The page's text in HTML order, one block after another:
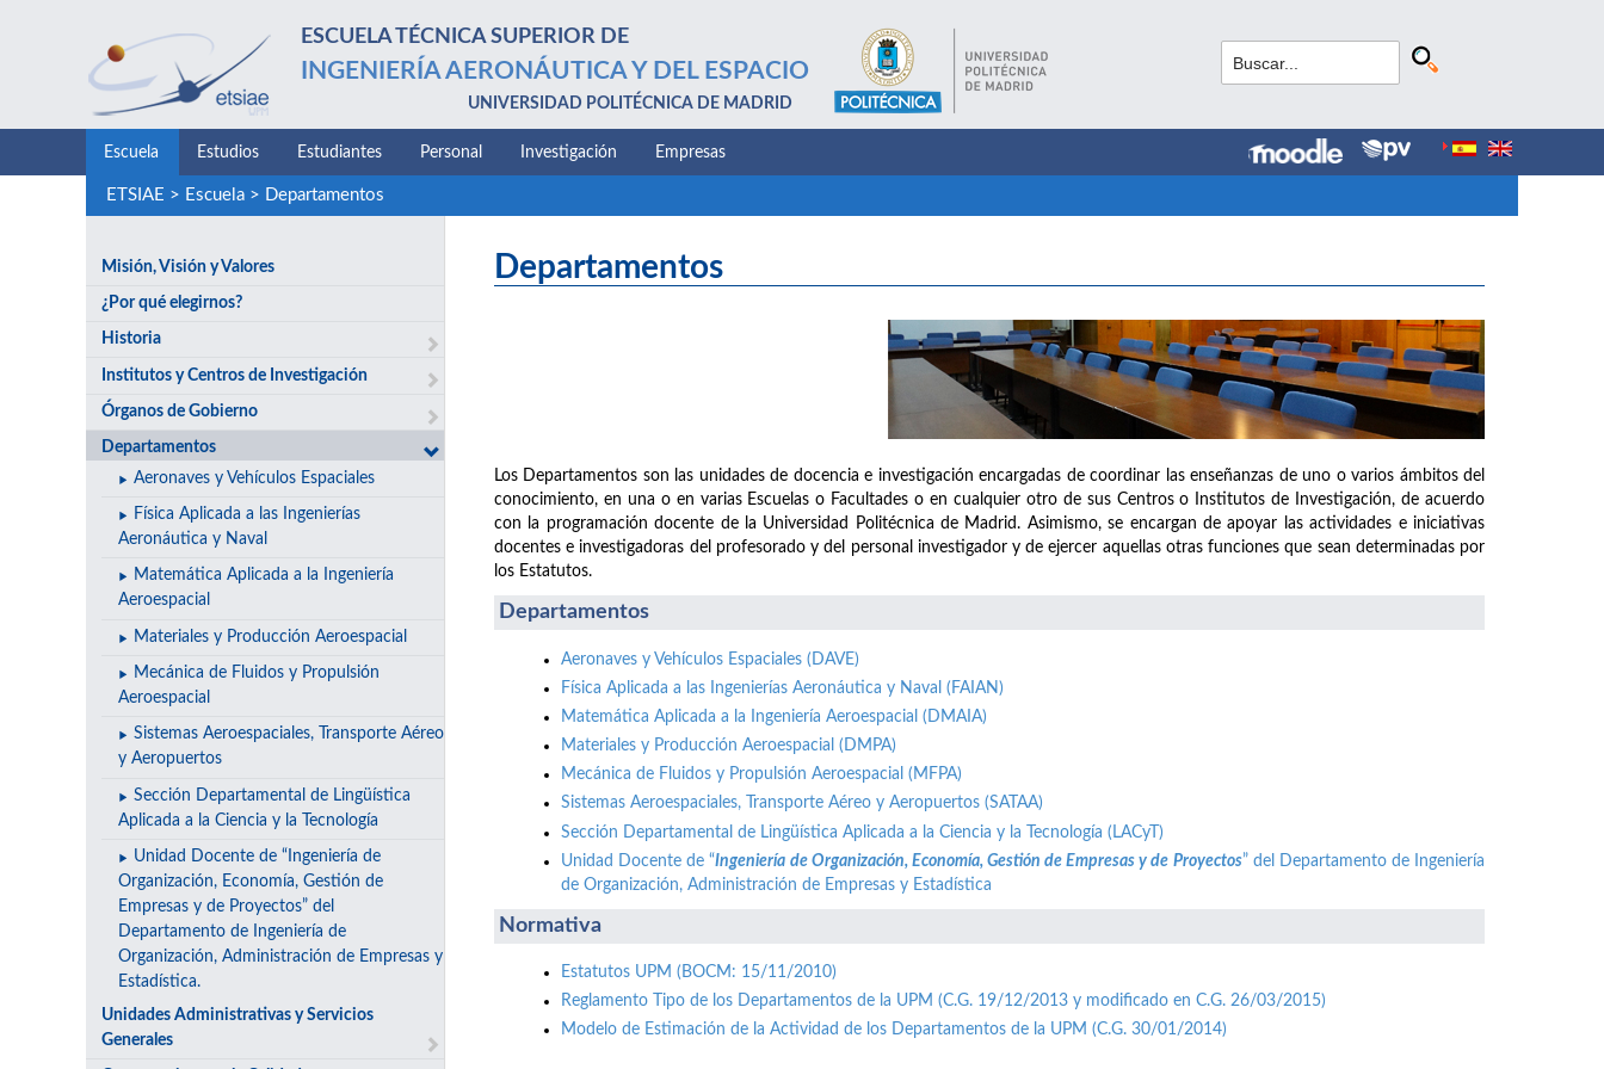
ESCUELA TÉCNICA SUPERIOR DE
INGENIERÍA AERONÁUTICA Y DEL ESPACIO
UNIVERSIDAD POLITÉCNICA DE MADRID
Escuela Estudios Estudiantes Personal Investigación Empresas
ETSIAE > Escuela> Departamentos
Misión, Visión y Valores
¿Por qué elegirnos?
Historia
Institutos y Centros de Investigación
Órganos de Gobierno
Departamentos
Aeronaves y Vehículos Espaciales
Física Aplicada a las Ingenierías
Aeronáutica y Naval
Matemática Aplicada a la Ingeniería
Aeroespacial
Materiales y Producción Aeroespacial
Mecánica de Fluidos y Propulsión
Aeroespacial
Sistemas Aeroespaciales, Transporte Aéreo
y Aeropuertos
Sección Departamental de Lingüística
Aplicada a la Ciencia y la Tecnología
Unidad Docente de “Ingeniería de
Organización, Economía, Gestión de
Empresas y de Proyectos” del
Departamento de Ingeniería de
Organización, Administración de Empresas y
Estadística.
Unidades Administrativas y Servicios
Generales
Departamentos
Los Departamentos son las unidades de docencia e investigación encargadas de coordinar las enseñanzas de uno o varios ámbitos del
conocimiento, en una o en varias Escuelas o Facultades o en cualquier otro de sus Centros o Institutos de Investigación, de acuerdo
con la programación docente de la Universidad Politécnica de Madrid. Asimismo, se encargan de apoyar las actividades e iniciativas
docentes e investigadoras del profesorado y del personal investigador y de ejercer aquellas otras funciones que sean determinadas por
los Estatutos.
Departamentos
Aeronaves y Vehículos Espaciales (DAVE)
Física Aplicada a las Ingenierías Aeronáutica y Naval (FAIAN)
Matemática Aplicada a la Ingeniería Aeroespacial (DMAIA)
Materiales y Producción Aeroespacial (DMPA)
Mecánica de Fluidos y Propulsión Aeroespacial (MFPA)
Sistemas Aeroespaciales, Transporte Aéreo y Aeropuertos (SATAA)
Sección Departamental de Lingüística Aplicada a la Ciencia y la Tecnología (LACyT)
Unidad Docente de “Ingeniería de Organización, Economía, Gestión de Empresas y de Proyectos” del Departamento de Ingeniería
de Organización, Administración de Empresas y Estadística
Normativa
Estatutos UPM (BOCM: 15/11/2010)
Reglamento Tipo de los Departamentos de la UPM (C.G. 19/12/2013 y modificado en C.G. 26/03/2015)
Modelo de Estimación de la Actividad de los Departamentos de la UPM (C.G. 30/01/2014)